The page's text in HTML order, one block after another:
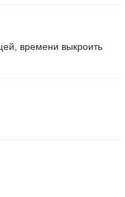
времени выкроить